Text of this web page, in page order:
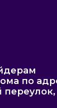
по
переулок,